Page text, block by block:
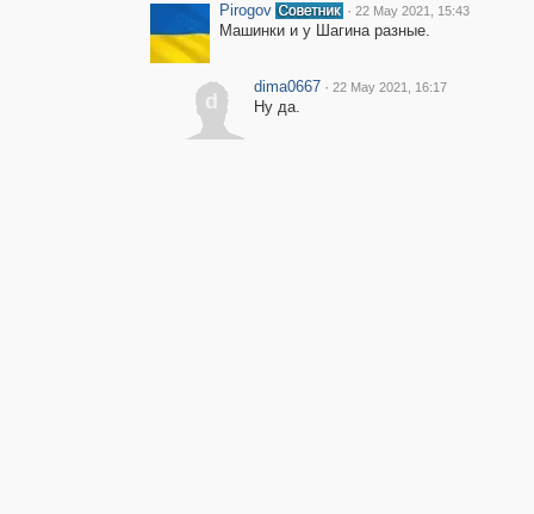
Pirogov · 22 May 2021, 15:43
Машинки и у Шагина разные.
d
dima0667 · 22 May 2021, 16:17
Ну да.